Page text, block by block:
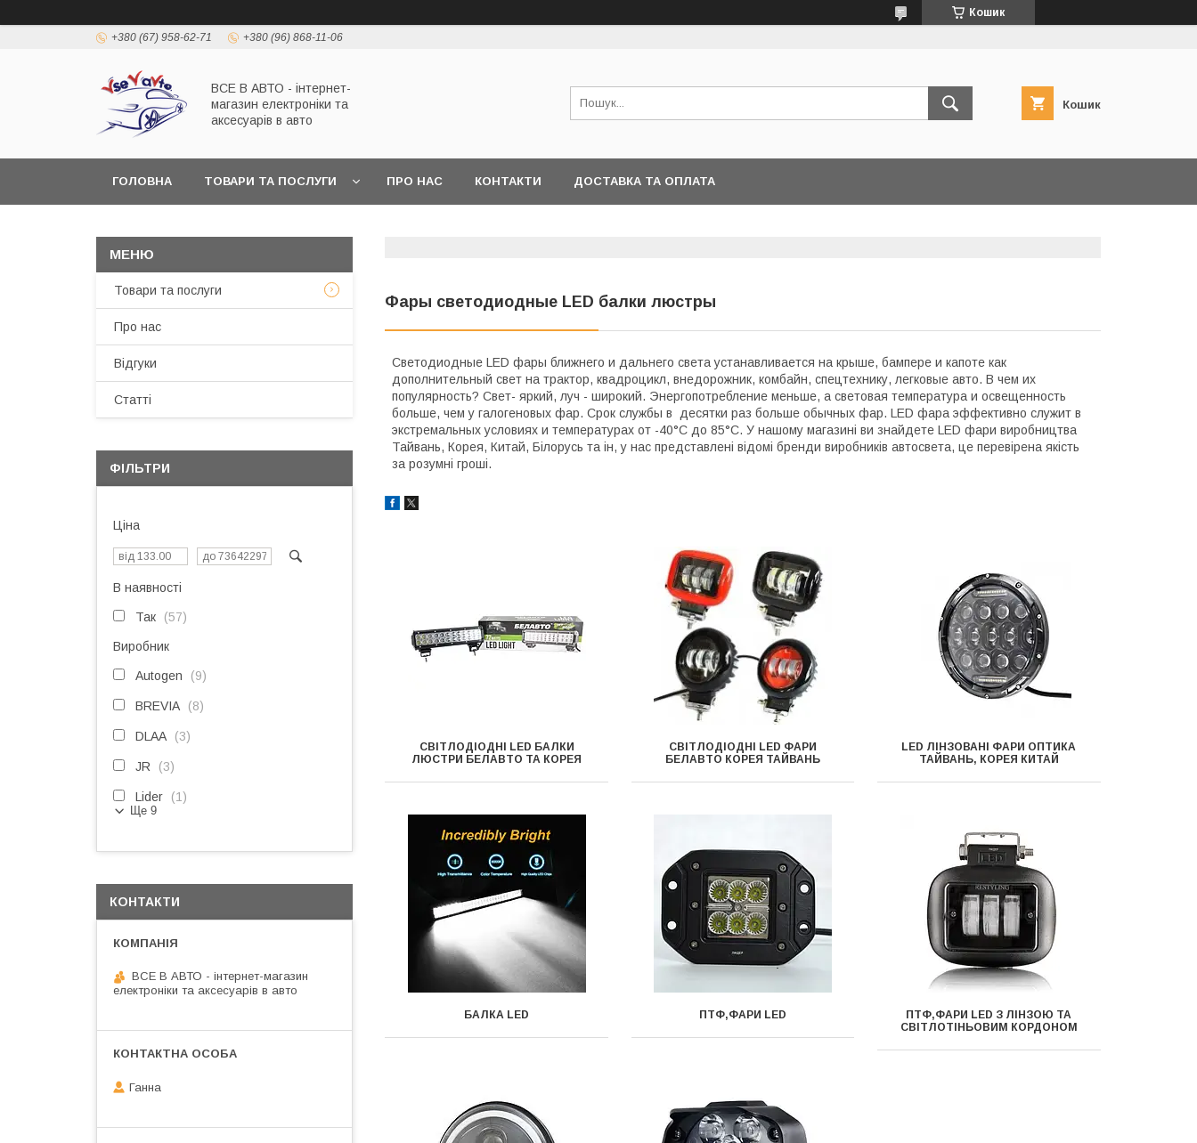
Кошик
+380 (67) 958-62-71 +380 (96) 868-11-06
ВСЕ В АВТО - інтернет-
магазин електроніки та
аксесуарів в авто
Кошик
ГОЛОВНА ТОВАРИ ТА ПОСЛУГИ ПРО НАС КОНТАКТИ ДОСТАВКА ТА ОПЛАТА
Фары светодиодные LED балки люстры
Светодиодные LED фары ближнего и дальнего света устанавливается на крыше, бампере и капоте как
дополнительный свет на трактор, квадроцикл, внедорожник, комбайн, спецтехнику, легковые авто. В чем их
популярность? Свет- яркий, луч - широкий. Энергопотребление меньше, а световая температура и освещенность
больше, чем у галогеновых фар. Срок службы в десятки раз больше обычных фар. LED фара эффективно служит в
экстремальных условиях и температурах от -40°C до 85°C. У нашому магазині ви знайдете LED фари виробництва
Тайвань, Корея, Китай, Білорусь та ін, у нас представлені відомі бренди виробників автосвета, це перевірена якість
за розумні гроші.
СВІТЛОДІОДНІ LED БАЛКИ
ЛЮСТРИ БЕЛАВТО ТА КОРЕЯ
СВІТЛОДІОДНІ LED ФАРИ
БЕЛАВТО КОРЕЯ ТАЙВАНЬ
LED ЛІНЗОВАНІ ФАРИ ОПТИКА
ТАЙВАНЬ, КОРЕЯ КИТАЙ
БАЛКА LED ПТФ,ФАРИ LED
ПТФ,ФАРИ LED З ЛІНЗОЮ ТА
СВІТЛОТІНЬОВИМ КОРДОНОМ
Товари та послуги
Про нас
Відгуки
Статті
ФІЛЬТРИ
Ціна
В наявності
Так 57
Виробник
Autogen 9
BREVIA 8
DLAA 3
JR 3
Lider 1
Ще 9
КОНТАКТИ
ВСЕ В АВТО - інтернет-магазин
електроніки та аксесуарів в авто
Ганна